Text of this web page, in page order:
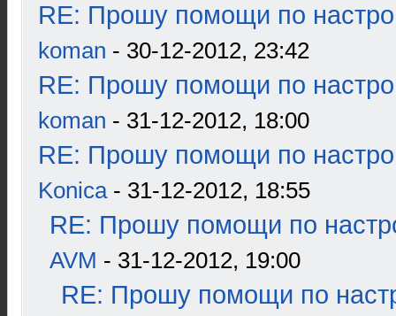
RE: Прошу помощи по
koman - 30-12-2012, 23:42
RE: Прошу помощи по
koman - 31-12-2012, 18:00
RE: Прошу помощи по
Konica- 31-12-2012, 18:55
RE: Прошу помощи по
AVM - 31-12-2012, 19:00
RE: Прошу помощи по